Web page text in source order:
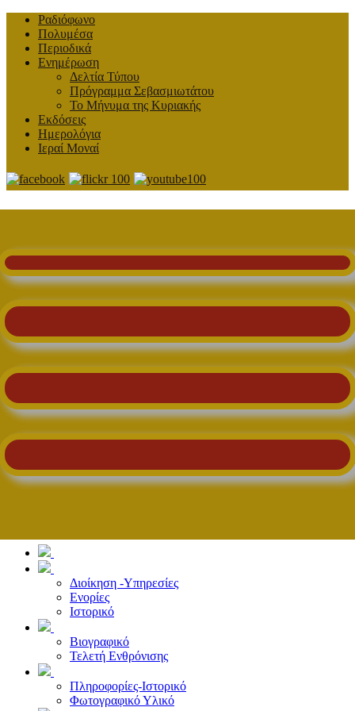
Ραδιόφωνο
Πολυμέσα
Περιοδικά
Ενημέρωση
Δελτία Τύπου
Πρόγραμμα Σεβασμιωτάτου
Το Μήνυμα της Κυριακής
Εκδόσεις
Ημερολόγια
Ιεραί Μοναί
Διοίκηση -Υπηρεσίες
Ενορίες
Ιστορικό
Βιογραφικό
Τελετή Ενθρόνισης
Πληροφορίες-Ιστορικό
Φωτογραφικό Υλικό